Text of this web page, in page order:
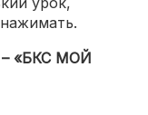
«БКС МОЙ